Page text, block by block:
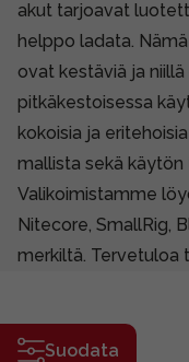
akut tarjoavat
helppo ladata.
ovat kestäviä ja
pitkäkestoisessa
kokoisia ja
mallista sekä käytön
Valikoimistamme
Nitecore, SmallRig,
merkiltä. Tervetuloa
Suodata